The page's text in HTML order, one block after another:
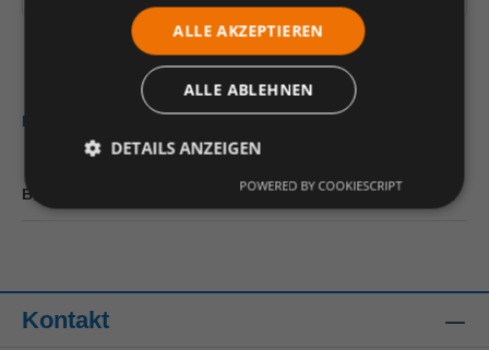
Beschreibung
Bewertungen
Kontakt
ALLE AKZEPTIEREN
ALLE ABLEHNEN
DETAILS ANZEIGEN
POWERED BY COOKIESCRIPT